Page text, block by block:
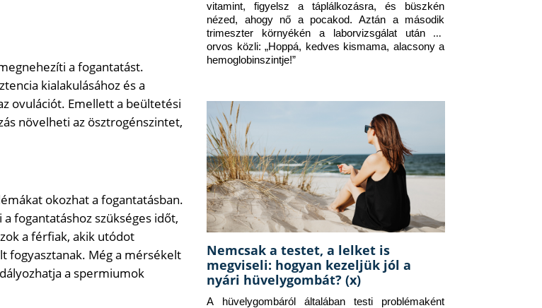
a fogantatást.
kialakulásához és a
ovulációt. Emellett a beültetési
növelheti az ösztrogénszintet,
okozhat a fogantatásban.
fogantatáshoz szükséges időt,
a férfiak, akik utódot
fogyasztanak. Még a mérsékelt
a spermiumok
vitamint, figyelsz a táplálkozásra, és büszkén
nézed, ahogy nő a pocakod. Aztán a második
trimeszter környékén a laborvizsgálat után az
orvos közli: „Hoppá, kedves kismama, alacsony a
hemoglobinszintje!”
Nemcsak a testet, a lelket is
megviseli: hogyan kezeljük jól a
nyári hüvelygombát? (x)
A hüvelygombáról általában testi problémaként